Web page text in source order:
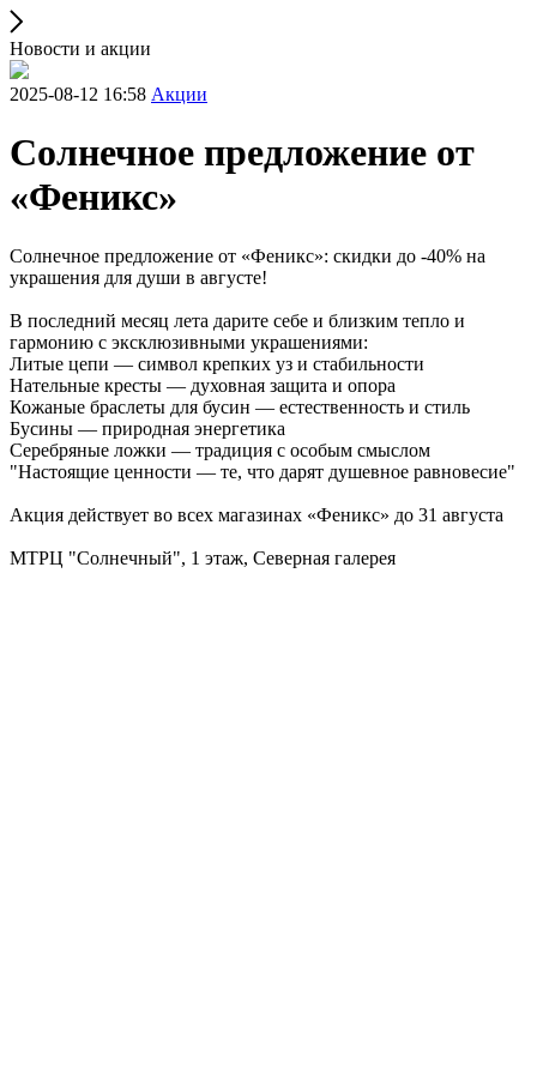
Новости и акции
2025-08-12 16:58 Акции
Солнечное предложение от
«Феникс»
Солнечное предложение от «Феникс»: скидки до -40% на
украшения для души в августе!
В последний месяц лета дарите себе и близким тепло и
гармонию с эксклюзивными украшениями:
Литые цепи — символ крепких уз и стабильности
Нательные кресты — духовная защита и опора
Кожаные браслеты для бусин — естественность и стиль
Бусины — природная энергетика
Серебряные ложки — традиция с особым смыслом
"Настоящие ценности — те, что дарят душевное равновесие"
Акция действует во всех магазинах «Феникс» до 31 августа
МТРЦ "Солнечный", 1 этаж, Северная галерея